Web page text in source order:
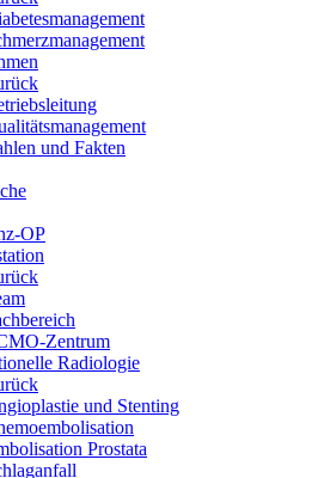
und Fakten
OP
Zentrum
Radiologie
und Stenting
Prostata